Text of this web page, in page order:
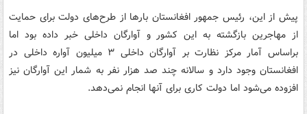
پیش از این، رئیس جمهور افغانستان بارها از طرح‌های دولت برای حمایت
از مهاجرین بازگشته به این کشور و آوارگان داخلی خبر داده بود اما
براساس آمار مرکز نظارت بر آوارگان داخلی ۳ میلیون آواره داخلی در
افغانستان وجود دارد و سالانه چند صد هزار نفر به شمار این آوارگان نیز
افزوده می‌شود اما دولت کاری برای آنها انجام نمی‌دهد.